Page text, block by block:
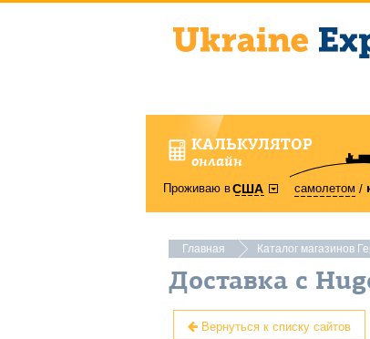
КАЛЬКУЛЯТОР
онлайн
Проживаю вСША самолетом
Главная Каталог магазинов
Доставка с
Вернуться к списку сайтов